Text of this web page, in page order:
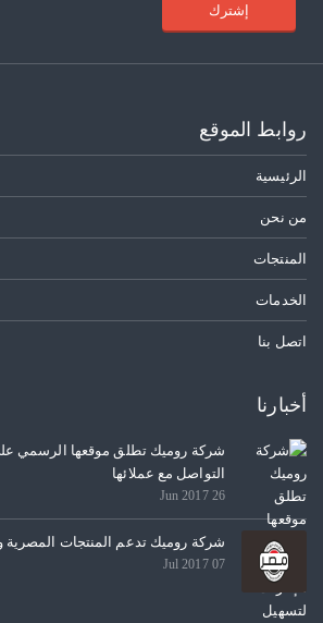
إشترك
روابط الموقع
الرئيسية
من نحن
المنتجات
الخدمات
اتصل بنا
أخبارنا
شركة روميك تطلق موقعها الرسمي
التواصل مع عملائها
26 Jun 2017
شركة روميك تدعم المنتجات المصرية
07 Jul 2017